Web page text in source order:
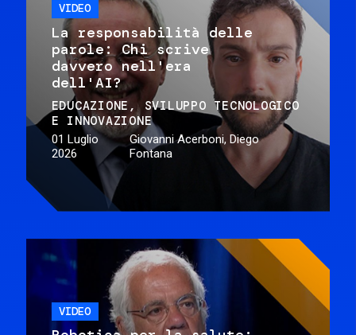
VIDEO
La responsabilità delle
parole: Chi scrive
davvero nell'era
dell'AI?
EDUCAZIONE
SVILUPPO TECNOLOGICO
E INNOVAZIONE
01 Luglio
2026
Giovanni Acerboni, Diego
Fontana
VIDEO